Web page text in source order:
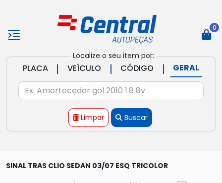
Localize o seu item por:
PLACA | VEÍCULO | CÓDIGO | GERAL
Limpar Buscar
0
SINAL TRAS CLIO SEDAN 03/07 ESQ TRICOLOR